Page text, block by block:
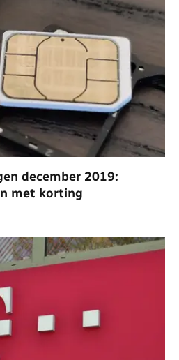
december 2019:
met korting